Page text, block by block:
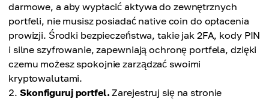
darmowe, a aby wypłacić aktywa do zewnętrznych
portfeli, nie musisz posiadać native coin do opłacenia
prowizji. Środki bezpieczeństwa, takie jak 2FA, kody PIN
i silne szyfrowanie, zapewniają ochronę portfela, dzięki
czemu możesz spokojnie zarządzać swoimi
kryptowalutami.
Skonfiguruj portfel. Zarejestruj się na stronie